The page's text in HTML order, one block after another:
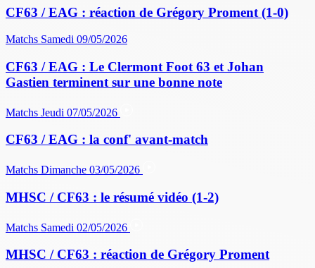
CF63 / EAG : réaction de Grégory Proment (1-0)
Matchs Samedi 09/05/2026
CF63 / EAG : Le Clermont Foot 63 et Johan
Gastien terminent sur une bonne note
Matchs Jeudi 07/05/2026
CF63 / EAG : la conf' avant-match
Matchs Dimanche 03/05/2026
MHSC / CF63 : le résumé vidéo (1-2)
Matchs Samedi 02/05/2026
MHSC / CF63 : réaction de Grégory Proment